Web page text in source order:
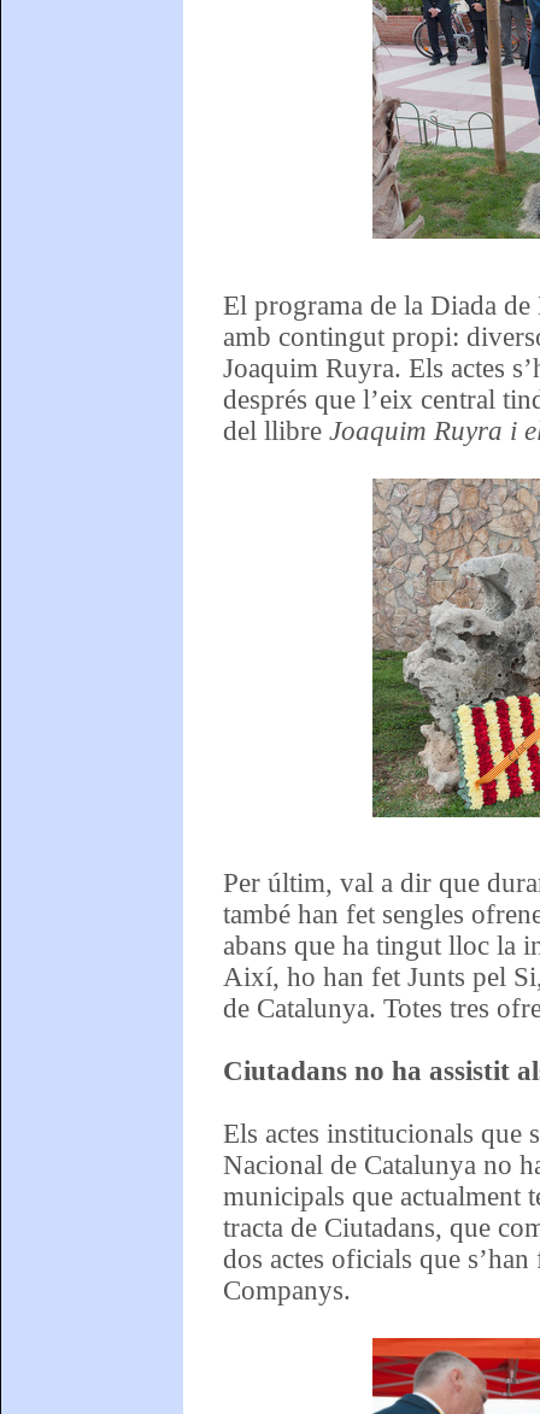
El programa de la Diada
amb contingut propi:
Joaquim Ruyra. Els actes
després que l’eix central
del llibre Joaquim Ruyra i
Per últim, val a dir que
també han fet sengles
abans que ha tingut lloc la
Així, ho han fet Junts pel
de Catalunya. Totes tres
Ciutadans no ha assistit
Els actes institucionals que
Nacional de Catalunya no
municipals que actualment
tracta de Ciutadans, que
dos actes oficials que
Companys.